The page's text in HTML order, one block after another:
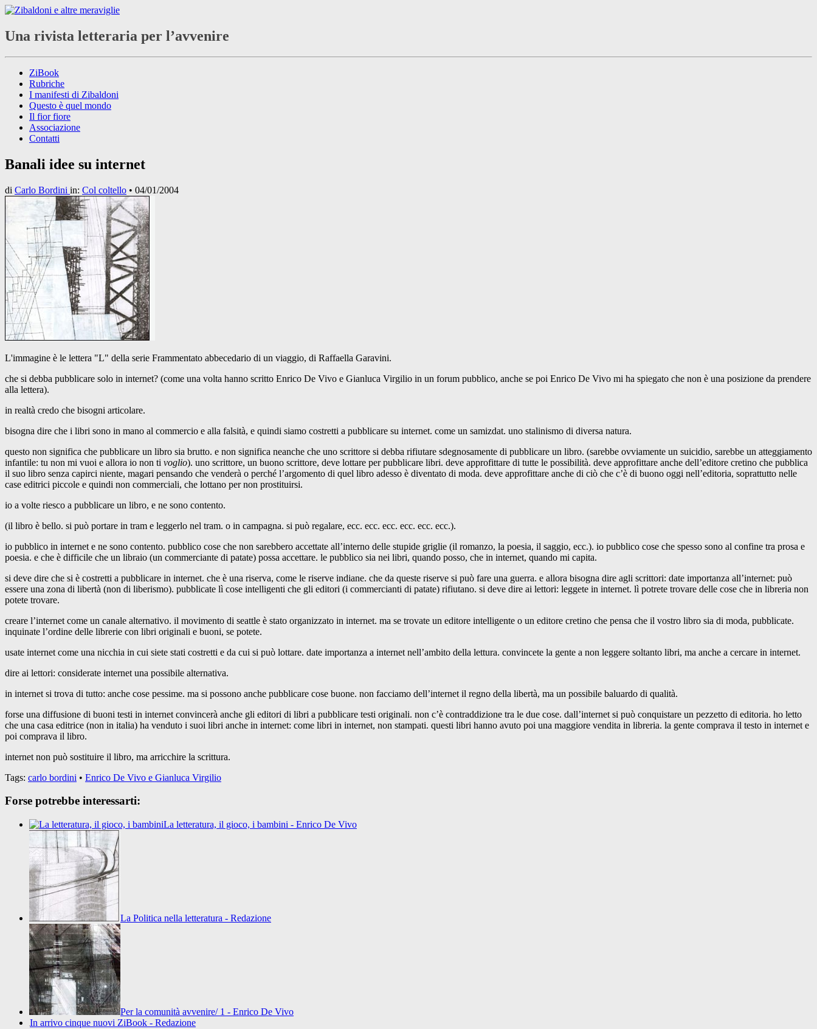
Una rivista letteraria per l’avvenire
ZiBook
Rubriche
I manifesti di Zibaldoni
Questo è quel mondo
Il fior fiore
Associazione
Contatti
Banali idee su internet
di Carlo Bordini in: Col coltello • 04/01/2004
L'immagine è le lettera "L" della serie Frammentato abbecedario di un viaggio, di Raffaella Garavini.
che si debba pubblicare solo in internet? (come una volta hanno scritto Enrico De Vivo e Gianluca Virgilio in un forum pubblico, anche se poi Enrico De Vivo mi ha spiegato che non è una posizione da prendere
alla lettera).
in realtà credo che bisogni articolare.
bisogna dire che i libri sono in mano al commercio e alla falsità, e quindi siamo costretti a pubblicare su internet. come un samizdat. uno stalinismo di diversa natura.
questo non significa che pubblicare un libro sia brutto. e non significa neanche che uno scrittore si debba rifiutare sdegnosamente di pubblicare un libro. (sarebbe ovviamente un suicidio, sarebbe un atteggiamento
infantile: tu non mi vuoi e allora io non ti voglio). uno scrittore, un buono scrittore, deve lottare per pubblicare libri. deve approfittare di tutte le possibilità. deve approfittare anche dell’editore cretino che pubblica
il suo libro senza capirci niente, magari pensando che venderà o perché l’argomento di quel libro adesso è diventato di moda. deve approfittare anche di ciò che c’è di buono oggi nell’editoria, soprattutto nelle
case editrici piccole e quindi non commerciali, che lottano per non prostituirsi.
io a volte riesco a pubblicare un libro, e ne sono contento.
(il libro è bello. si può portare in tram e leggerlo nel tram. o in campagna. si può regalare, ecc. ecc. ecc. ecc. ecc. ecc.).
io pubblico in internet e ne sono contento. pubblico cose che non sarebbero accettate all’interno delle stupide griglie (il romanzo, la poesia, il saggio, ecc.). io pubblico cose che spesso sono al confine tra prosa e
poesia. e che è difficile che un libraio (un commerciante di patate) possa accettare. le pubblico sia nei libri, quando posso, che in internet, quando mi capita.
si deve dire che si è costretti a pubblicare in internet. che è una riserva, come le riserve indiane. che da queste riserve si può fare una guerra. e allora bisogna dire agli scrittori: date importanza all’internet: può
essere una zona di libertà (non di liberismo). pubblicate lì cose intelligenti che gli editori (i commercianti di patate) rifiutano. si deve dire ai lettori: leggete in internet. lì potrete trovare delle cose che in libreria non
potete trovare.
creare l’internet come un canale alternativo. il movimento di seattle è stato organizzato in internet. ma se trovate un editore intelligente o un editore cretino che pensa che il vostro libro sia di moda, pubblicate.
inquinate l’ordine delle librerie con libri originali e buoni, se potete.
usate internet come una nicchia in cui siete stati costretti e da cui si può lottare. date importanza a internet nell’ambito della lettura. convincete la gente a non leggere soltanto libri, ma anche a cercare in internet.
dire ai lettori: considerate internet una possibile alternativa.
in internet si trova di tutto: anche cose pessime. ma si possono anche pubblicare cose buone. non facciamo dell’internet il regno della libertà, ma un possibile baluardo di qualità.
forse una diffusione di buoni testi in internet convincerà anche gli editori di libri a pubblicare testi originali. non c’è contraddizione tra le due cose. dall’internet si può conquistare un pezzetto di editoria. ho letto
che una casa editrice (non in italia) ha venduto i suoi libri anche in internet: come libri in internet, non stampati. questi libri hanno avuto poi una maggiore vendita in libreria. la gente comprava il testo in internet e
poi comprava il libro.
internet non può sostituire il libro, ma arricchire la scrittura.
Tags: carlo bordini • Enrico De Vivo e Gianluca Virgilio
Forse potrebbe interessarti:
La letteratura, il gioco, i bambini - Enrico De Vivo
La Politica nella letteratura - Redazione
Per la comunità avvenire/ 1 - Enrico De Vivo
In arrivo cinque nuovi ZiBook - Redazione